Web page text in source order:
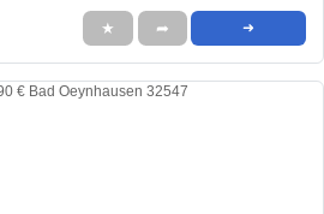
★ ➦ ➜